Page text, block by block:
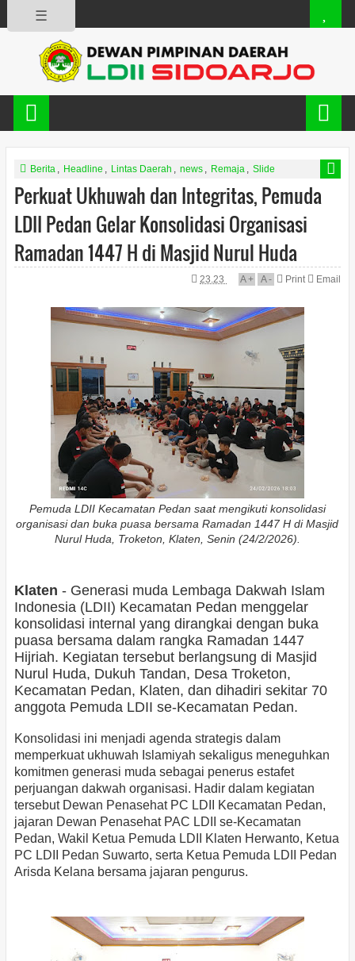
☰
Berita , Headline , Lintas Daerah , news , Remaja , Slide
Perkuat Ukhuwah dan Integritas, Pemuda
LDII Pedan Gelar Konsolidasi Organisasi
Ramadan 1447 H di Masjid Nurul Huda
23.23 A+ A- Print Email
Pemuda LDII Kecamatan Pedan saat mengikuti konsolidasi
organisasi dan buka puasa bersama Ramadan 1447 H di Masjid
Nurul Huda, Troketon, Klaten, Senin (24/2/2026).
Klaten - Generasi muda Lembaga Dakwah Islam
Indonesia (LDII) Kecamatan Pedan menggelar
konsolidasi internal yang dirangkai dengan buka
puasa bersama dalam rangka Ramadan 1447
Hijriah. Kegiatan tersebut berlangsung di Masjid
Nurul Huda, Dukuh Tandan, Desa Troketon,
Kecamatan Pedan, Klaten, dan dihadiri sekitar 70
anggota Pemuda LDII se-Kecamatan Pedan.
Konsolidasi ini menjadi agenda strategis dalam
memperkuat ukhuwah Islamiyah sekaligus meneguhkan
komitmen generasi muda sebagai penerus estafet
perjuangan dakwah organisasi. Hadir dalam kegiatan
tersebut Dewan Penasehat PC LDII Kecamatan Pedan,
jajaran Dewan Penasehat PAC LDII se-Kecamatan
Pedan, Wakil Ketua Pemuda LDII Klaten Herwanto, Ketua
PC LDII Pedan Suwarto, serta Ketua Pemuda LDII Pedan
Arisda Kelana bersama jajaran pengurus.